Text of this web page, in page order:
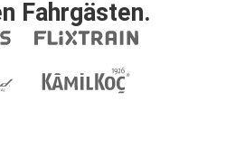
Fahrgästen.